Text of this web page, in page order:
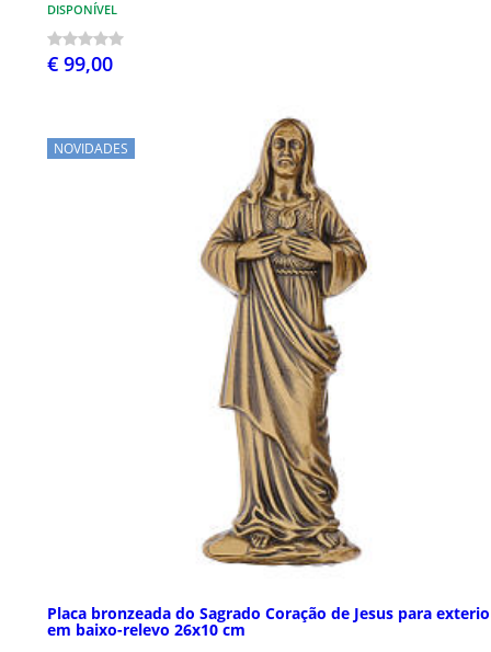
DISPONÍVEL
€ 99,00
NOVIDADES
Placa bronzeada do Sagrado Coração de Jesus para
em baixo-relevo 26x10 cm